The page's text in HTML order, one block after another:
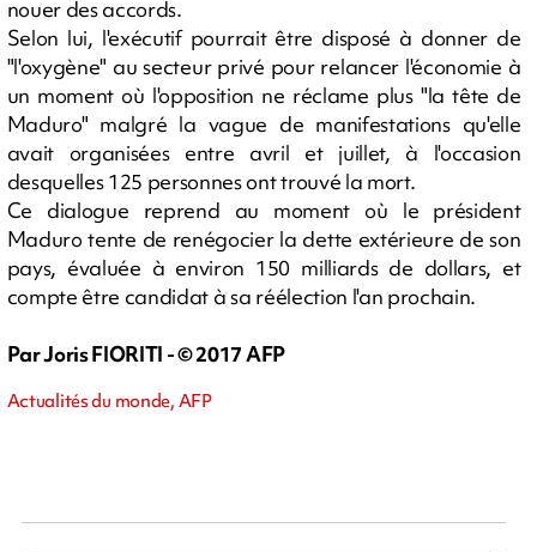
nouer des accords.
Selon lui, l'exécutif pourrait être disposé à donner de
"l'oxygène" au secteur privé pour relancer l'économie à
un moment où l'opposition ne réclame plus "la tête de
Maduro" malgré la vague de manifestations qu'elle
avait organisées entre avril et juillet, à l'occasion
desquelles 125 personnes ont trouvé la mort.
Ce dialogue reprend au moment où le président
Maduro tente de renégocier la dette extérieure de son
pays, évaluée à environ 150 milliards de dollars, et
compte être candidat à sa réélection l'an prochain.
Par Joris FIORITI - © 2017 AFP
Actualités du monde, AFP